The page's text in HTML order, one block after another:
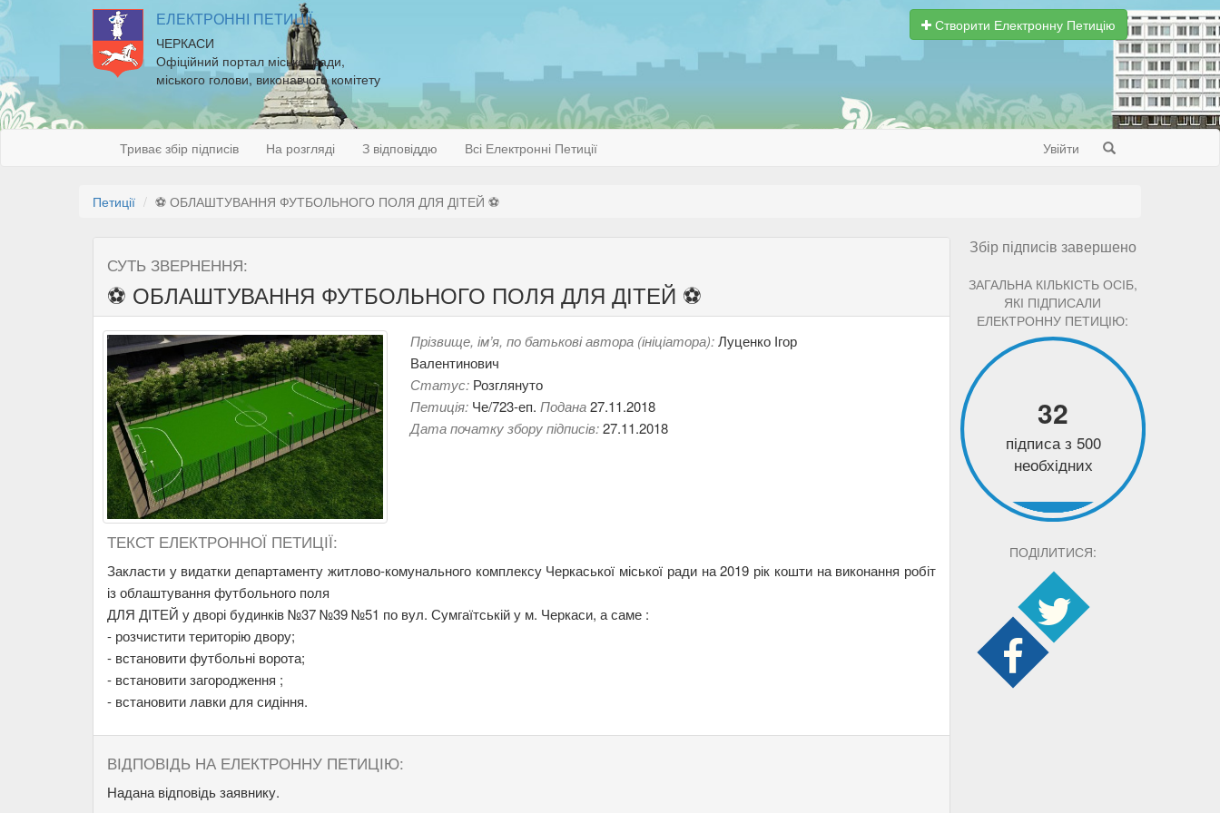
ЕЛЕКТРОННІ ПЕТИЦІЇ
ЧЕРКАСИ
Офіційний портал міської ради,
міського голови, виконавчого комітету
Створити Електронну Петицію
Триває збір підписів На розгляді З відповіддю Всі Електронні Петиції Увійти
Петиції ⚽️ ОБЛАШТУВАННЯ ФУТБОЛЬНОГО ПОЛЯ ДЛЯ ДІТЕЙ ⚽️
СУТЬ ЗВЕРНЕННЯ:
⚽️ ОБЛАШТУВАННЯ ФУТБОЛЬНОГО ПОЛЯ ДЛЯ ДІТЕЙ ⚽️
Прізвище, ім’я, по батькові автора (ініціатора):Луценко Ігор
Валентинович
Статус: Розглянуто
Петиція: Че/723-еп.Подана27.11.2018
Дата початку збору підписів:27.11.2018
ТЕКСТ ЕЛЕКТРОННОЇ ПЕТИЦІЇ:
Закласти у видатки департаменту житлово-комунального комплексу Черкаської міської ради на 2019 рік кошти на виконання робіт
із облаштування футбольного поля
ДЛЯ ДІТЕЙ у дворі будинків №37 №39 №51 по вул. Сумгаїтській у м. Черкаси, а саме :
- розчистити територію двору;
- встановити футбольні ворота;
- встановити загородження ;
- встановити лавки для сидіння.
ВІДПОВІДЬ НА ЕЛЕКТРОННУ ПЕТИЦІЮ:
Надана відповідь заявнику.
Збір підписів завершено
ЗАГАЛЬНА КІЛЬКІСТЬ ОСІБ,
ЯКІ ПІДПИСАЛИ
ЕЛЕКТРОННУ ПЕТИЦІЮ:
32
підписа з 500
необхідних
ПОДІЛИТИСЯ: